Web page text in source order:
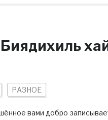
РАЗНОЕ
вами добро